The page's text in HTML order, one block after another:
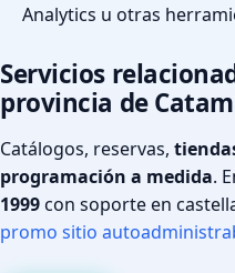
Analytics u otras
Servicios
provincia de
Catálogos, reservas,
programación a medida.
1999con soporte en
promo sitio